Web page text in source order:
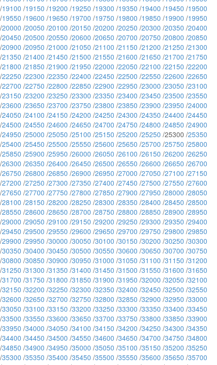
/19100 /19150 /19200 /19250 /19300 /19350 /19400 /19450 /19500
/19550 /19600 /19650 /19700 /19750 /19800 /19850 /19900 /19950
/20000 /20050 /20100 /20150 /20200 /20250 /20300 /20350 /20400
/20450 /20500 /20550 /20600 /20650 /20700 /20750 /20800 /20850
/20900 /20950 /21000 /21050 /21100 /21150 /21200 /21250 /21300
/21350 /21400 /21450 /21500 /21550 /21600 /21650 /21700 /21750
/21800 /21850 /21900 /21950 /22000 /22050 /22100 /22150 /22200
/22250 /22300 /22350 /22400 /22450 /22500 /22550 /22600 /22650
/22700 /22750 /22800 /22850 /22900 /22950 /23000 /23050 /23100
/23150 /23200 /23250 /23300 /23350 /23400 /23450 /23500 /23550
/23600 /23650 /23700 /23750 /23800 /23850 /23900 /23950 /24000
/24050 /24100 /24150 /24200 /24250 /24300 /24350 /24400 /24450
/24500 /24550 /24600 /24650 /24700 /24750 /24800 /24850 /24900
/24950 /25000 /25050 /25100 /25150 /25200 /25250 /25300 /25350
/25400 /25450 /25500 /25550 /25600 /25650 /25700 /25750 /25800
/25850 /25900 /25950 /26000 /26050 /26100 /26150 /26200 /26250
/26300 /26350 /26400 /26450 /26500 /26550 /26600 /26650 /26700
/26750 /26800 /26850 /26900 /26950 /27000 /27050 /27100 /27150
/27200 /27250 /27300 /27350 /27400 /27450 /27500 /27550 /27600
/27650 /27700 /27750 /27800 /27850 /27900 /27950 /28000 /28050
/28100 /28150 /28200 /28250 /28300 /28350 /28400 /28450 /28500
/28550 /28600 /28650 /28700 /28750 /28800 /28850 /28900 /28950
/29000 /29050 /29100 /29150 /29200 /29250 /29300 /29350 /29400
/29450 /29500 /29550 /29600 /29650 /29700 /29750 /29800 /29850
/29900 /29950 /30000 /30050 /30100 /30150 /30200 /30250 /30300
/30350 /30400 /30450 /30500 /30550 /30600 /30650 /30700 /30750
/30800 /30850 /30900 /30950 /31000 /31050 /31100 /31150 /31200
/31250 /31300 /31350 /31400 /31450 /31500 /31550 /31600 /31650
/31700 /31750 /31800 /31850 /31900 /31950 /32000 /32050 /32100
/32150 /32200 /32250 /32300 /32350 /32400 /32450 /32500 /32550
/32600 /32650 /32700 /32750 /32800 /32850 /32900 /32950 /33000
/33050 /33100 /33150 /33200 /33250 /33300 /33350 /33400 /33450
/33500 /33550 /33600 /33650 /33700 /33750 /33800 /33850 /33900
/33950 /34000 /34050 /34100 /34150 /34200 /34250 /34300 /34350
/34400 /34450 /34500 /34550 /34600 /34650 /34700 /34750 /34800
/34850 /34900 /34950 /35000 /35050 /35100 /35150 /35200 /35250
/35300 /35350 /35400 /35450 /35500 /35550 /35600 /35650 /35700